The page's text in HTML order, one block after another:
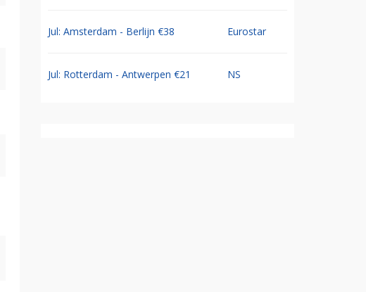
Jul: Amsterdam - Berlijn €38 Eurostar
Jul: Rotterdam - Antwerpen €21 NS